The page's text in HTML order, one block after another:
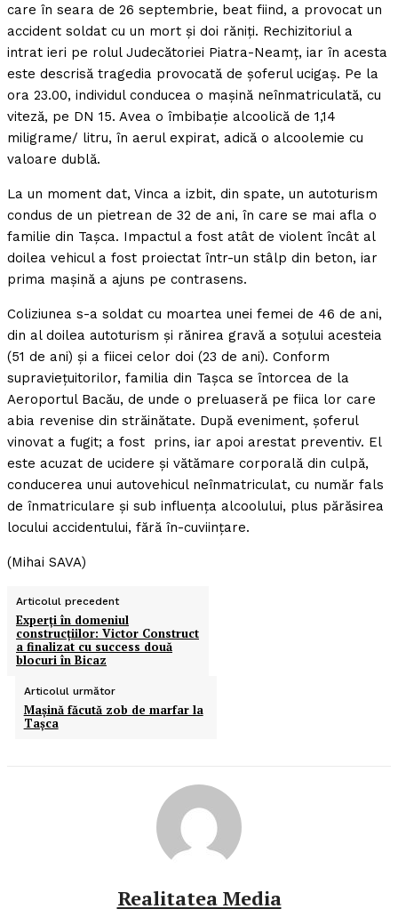
care în seara de 26 septembrie, beat fiind, a provocat un
accident soldat cu un mort şi doi răniţi. Rechizitoriul a
intrat ieri pe rolul Judecătoriei Piatra-Neamţ, iar în acesta
este descrisă tragedia provocată de şoferul ucigaş. Pe la
ora 23.00, individul conducea o maşină neînmatriculată, cu
viteză, pe DN 15. Avea o îmbibaţie alcoolică de 1,14
miligrame/ litru, în aerul expirat, adică o alcoolemie cu
valoare dublă.
La un moment dat, Vinca a izbit, din spate, un autoturism
condus de un pietrean de 32 de ani, în care se mai afla o
familie din Taşca. Impactul a fost atât de violent încât al
doilea vehicul a fost proiectat într-un stâlp din beton, iar
prima maşină a ajuns pe contrasens.
Coliziunea s-a soldat cu moartea unei femei de 46 de ani,
din al doilea autoturism şi rănirea gravă a soţului acesteia
(51 de ani) şi a fiicei celor doi (23 de ani). Conform
supravieţuitorilor, familia din Taşca se întorcea de la
Aeroportul Bacău, de unde o preluaseră pe fiica lor care
abia revenise din străinătate. După eveniment, şoferul
vinovat a fugit; a fost prins, iar apoi arestat preventiv. El
este acuzat de ucidere şi vătămare corporală din culpă,
conducerea unui autovehicul neînmatriculat, cu număr fals
de înmatriculare şi sub influenţa alcoolului, plus părăsirea
locului accidentului, fără în-cuviinţare.
(Mihai SAVA)
Articolul precedent
Experţi în domeniul
construcţiilor: Victor Construct
a finalizat cu success două
blocuri în Bicaz
Articolul următor
Maşină făcută zob de marfar la
Taşca
Realitatea Media